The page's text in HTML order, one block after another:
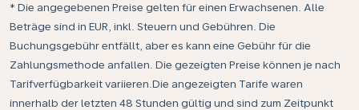
* Die angegebenen Preise gelten für einen Erwachsenen. Alle
Beträge sind in EUR, inkl. Steuern und Gebühren. Die
Buchungsgebühr entfällt, aber es kann eine Gebühr für die
Zahlungsmethode anfallen. Die gezeigten Preise können je nach
Tarifverfügbarkeit variieren.Die angezeigten Tarife waren
innerhalb der letzten 48 Stunden gültig und sind zum Zeitpunkt